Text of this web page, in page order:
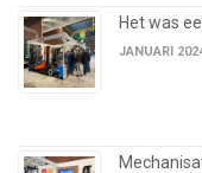
Het was
JANUARI